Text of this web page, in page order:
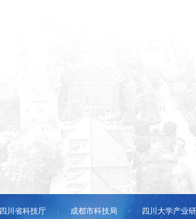
四川省科技厅 成都市科技局 四川大学产业